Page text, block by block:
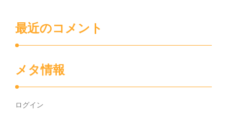
最近のコメント
メタ情報
ログイン